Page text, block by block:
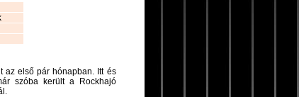
első pár hónapban. Itt és
szóba került a Rockhajó